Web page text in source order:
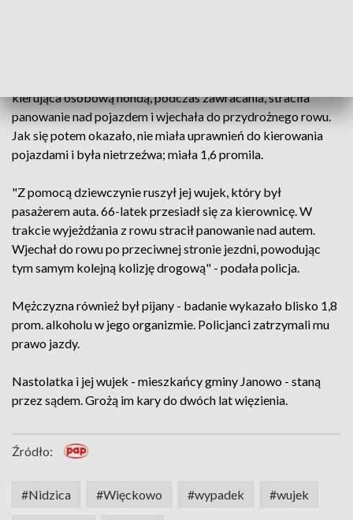
kierująca osobową hondą, podczas zawracania, straciła
panowanie nad pojazdem i wjechała do przydrożnego rowu.
Jak się potem okazało, nie miała uprawnień do kierowania
pojazdami i była nietrzeźwa; miała 1,6 promila.
"Z pomocą dziewczynie ruszył jej wujek, który był
pasażerem auta. 66-latek przesiadł się za kierownicę. W
trakcie wyjeżdżania z rowu stracił panowanie nad autem.
Wjechał do rowu po przeciwnej stronie jezdni, powodując
tym samym kolejną kolizję drogową" - podała policja.
Mężczyzna również był pijany - badanie wykazało blisko 1,8
prom. alkoholu w jego organizmie. Policjanci zatrzymali mu
prawo jazdy.
Nastolatka i jej wujek - mieszkańcy gminy Janowo - staną
przez sądem. Grożą im kary do dwóch lat więzienia.
Źródło:
#Nidzica #Więckowo #wypadek #wujek